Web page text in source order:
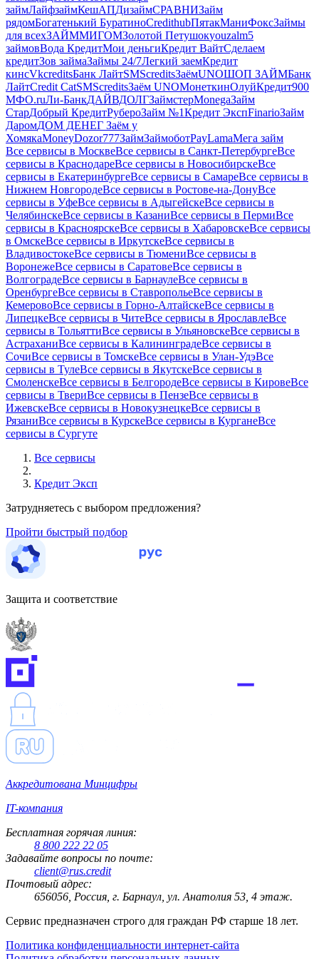
займЛайфзаймКешАПДизаймСРАВНИЗайм
рядомБогатенький БуратиноCredithubПятакМаниФоксЗаймы
для всехЗАЙММИГОМЗолотой Петушокyouzalm5
займовВода КредитМои деньгиКредит ВайтСделаем
кредитЗов займаЗаймы 24/7Легкий заемКредит
кинсVkcreditsБанк ЛайтSMScreditsЗаёмUNOШОП ЗАЙМБанк
ЛайтCredit CatSMScreditsЗаём UNOМонеткинОлуйКредит900
МФО.ruЛи-БанкДАЙВДОЛГЗаймстерMonegaЗайм
СтарДобрый КредитРубероЗайм №1Кредит ЭкспFinarioЗайм
ДаромДОМ ДЕНЕГ Заём у
ХомякаMoneyDozor777ЗаймЗаймоботPayLamaМега займ
Все сервисы в МосквеВсе сервисы в Санкт-ПетербургеВсе
сервисы в КраснодареВсе сервисы в НовосибирскеВсе
сервисы в ЕкатеринбургеВсе сервисы в СамареВсе сервисы в
Нижнем НовгородеВсе сервисы в Ростове-на-ДонуВсе
сервисы в УфеВсе сервисы в АдыгейскеВсе сервисы в
ЧелябинскеВсе сервисы в КазаниВсе сервисы в ПермиВсе
сервисы в КрасноярскеВсе сервисы в ХабаровскеВсе сервисы
в ОмскеВсе сервисы в ИркутскеВсе сервисы в
ВладивостокеВсе сервисы в ТюмениВсе сервисы в
ВоронежеВсе сервисы в СаратовеВсе сервисы в
ВолгоградеВсе сервисы в БарнаулеВсе сервисы в
ОренбургеВсе сервисы в СтавропольеВсе сервисы в
КемеровоВсе сервисы в Горно-АлтайскеВсе сервисы в
ЛипецкеВсе сервисы в ЧитеВсе сервисы в ЯрославлеВсе
сервисы в ТольяттиВсе сервисы в УльяновскеВсе сервисы в
АстраханиВсе сервисы в КалининградеВсе сервисы в
СочиВсе сервисы в ТомскеВсе сервисы в Улан-УдэВсе
сервисы в ТулеВсе сервисы в ЯкутскеВсе сервисы в
СмоленскеВсе сервисы в БелгородеВсе сервисы в КировеВсе
сервисы в ТвериВсе сервисы в ПензеВсе сервисы в
ИжевскеВсе сервисы в НовокузнецкеВсе сервисы в
РязаниВсе сервисы в КурскеВсе сервисы в КурганеВсе
сервисы в Сургуте
Все сервисы
Кредит Эксп
Затрудняетесь с выбором предложения?
Пройти быстрый подбор
Защита и соответствие
Аккредитована Минцифры
IT-компания
Бесплатная горячая линия:
8 800 222 22 05
Задавайте вопросы по почте:
client@rus.credit
Почтовый адрес:
656056, Россия, г. Барнаул, ул. Анатолия 53, 4 этаж.
Сервис предназначен строго для граждан РФ старше 18 лет.
Политика конфиденциальности интернет-сайта